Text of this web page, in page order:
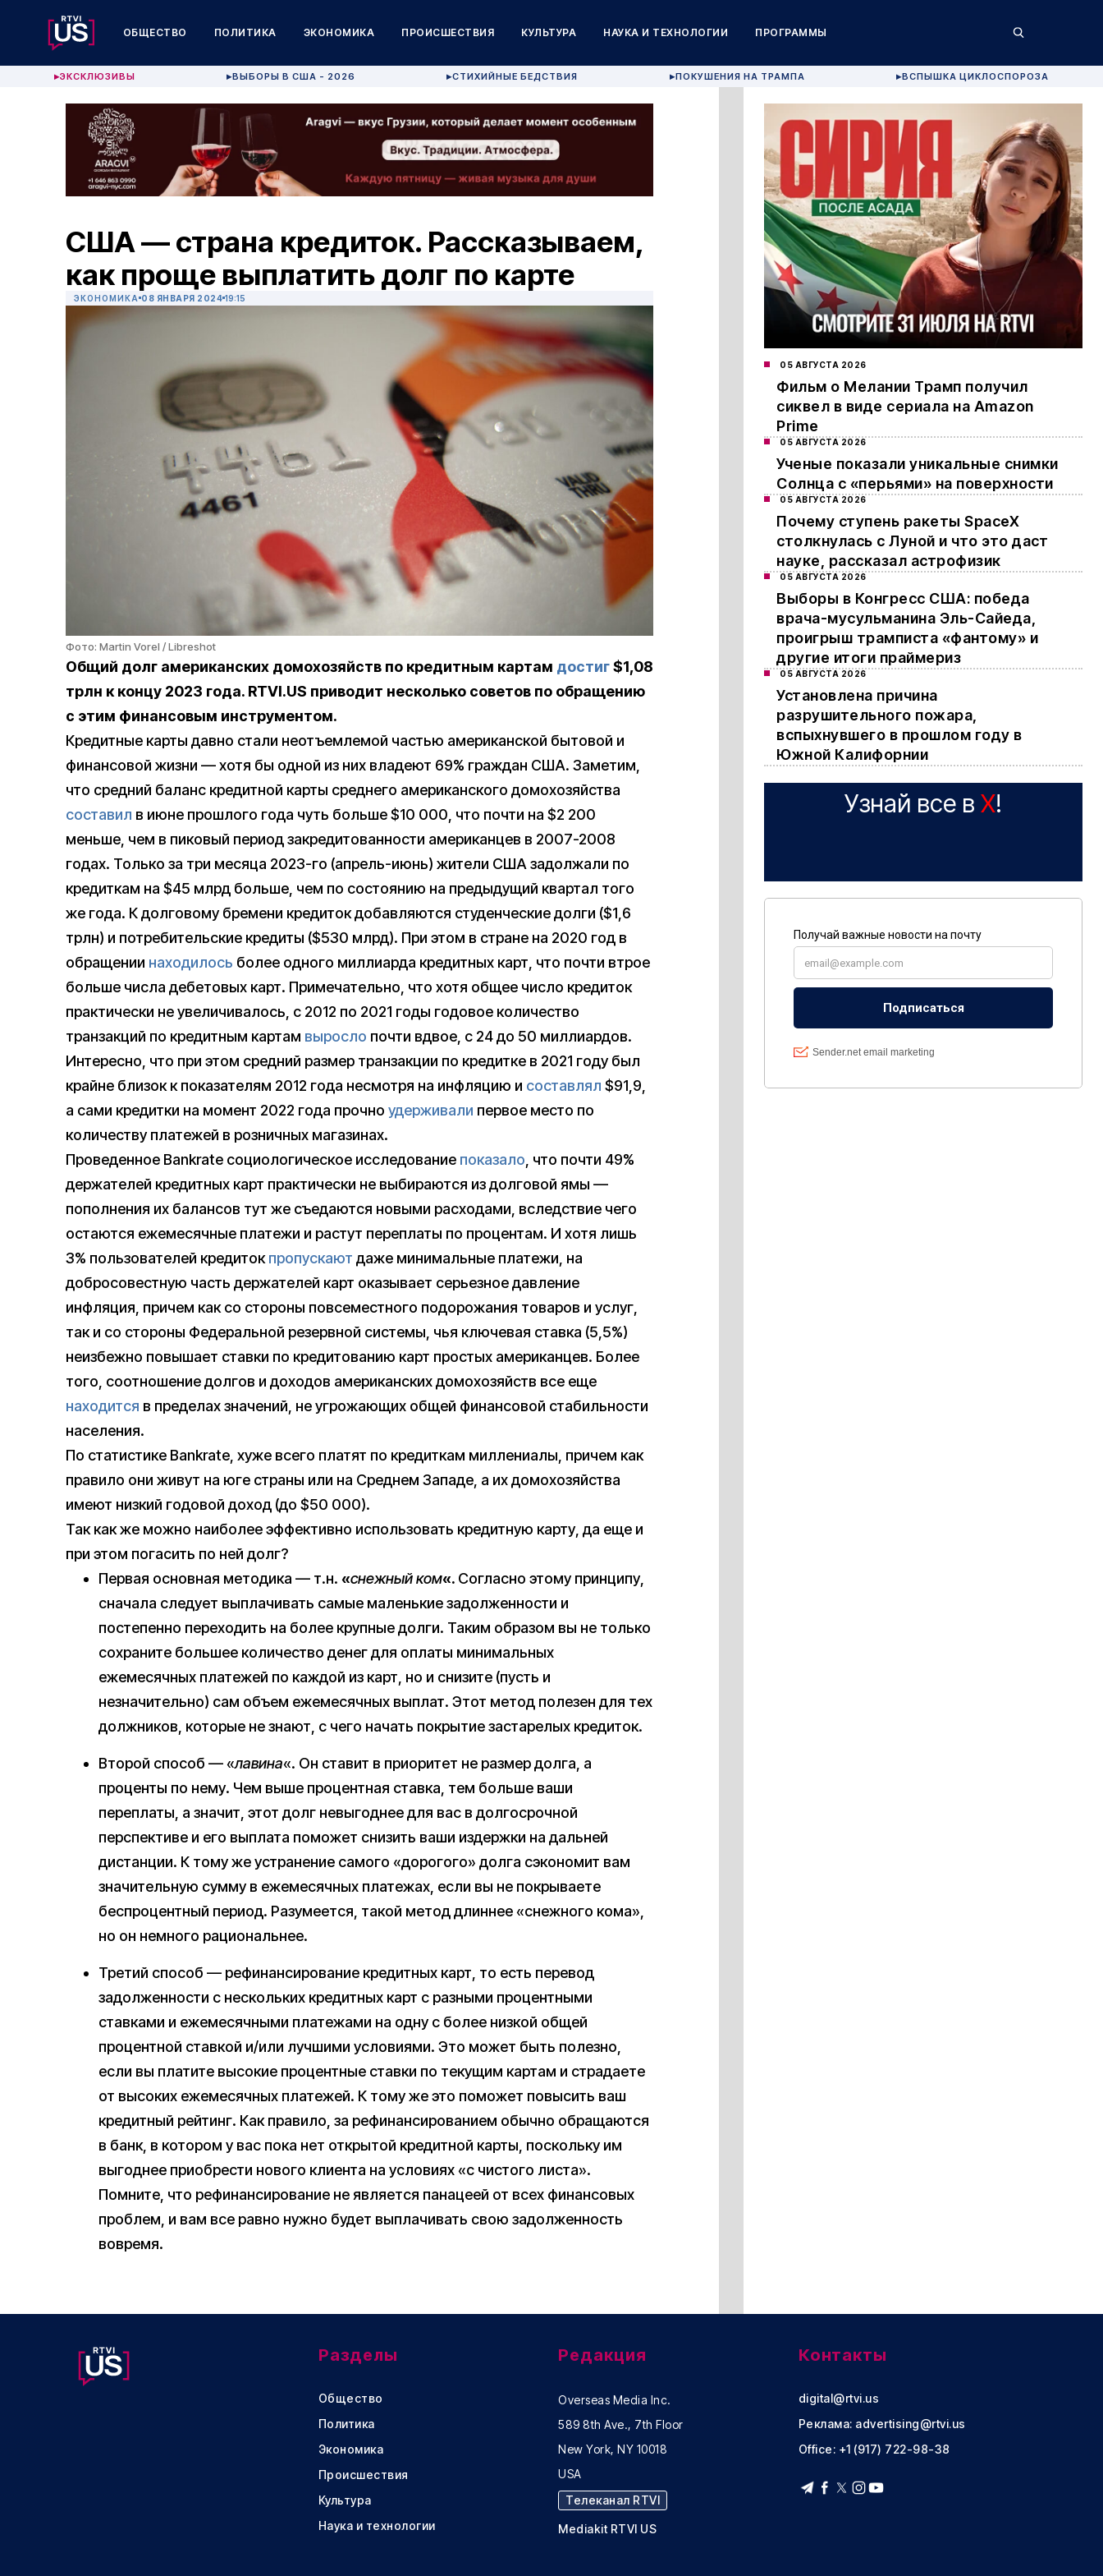
ОБЩЕСТВО ПОЛИТИКА ЭКОНОМИКА ПРОИСШЕСТВИЯ КУЛЬТУРА НАУКА И ТЕХНОЛОГИИ ПРОГРАММЫ
▶ЭКСКЛЮЗИВЫ ▶ВЫБОРЫ В США - 2026 ▶СТИХИЙНЫЕ БЕДСТВИЯ ▶ПОКУШЕНИЯ НА ТРАМПА ▶ВСПЫШКА ЦИКЛОСПОРОЗА
США — страна кредиток. Рассказываем,
как проще выплатить долг по карте
ЭКОНОМИКА 08 ЯНВАРЯ 2024 19:15
Фото: Martin Vorel / Libreshot
Общий долг американских домохозяйств по кредитным картам достиг$1,08
трлн к концу 2023 года. RTVI.US приводит несколько советов по обращению
с этим финансовым инструментом.
Кредитные карты давно стали неотъемлемой частью американской бытовой и
финансовой жизни — хотя бы одной из них владеют 69% граждан США. Заметим,
что средний баланс кредитной карты среднего американского домохозяйства
составил в июне прошлого года чуть больше $10 000, что почти на $2 200
меньше, чем в пиковый период закредитованности американцев в 2007-2008
годах. Только за три месяца 2023-го (апрель-июнь) жители США задолжали по
кредиткам на $45 млрд больше, чем по состоянию на предыдущий квартал того
же года. К долговому бремени кредиток добавляются студенческие долги ($1,6
трлн) и потребительские кредиты ($530 млрд). При этом в стране на 2020 год в
обращении находилось более одного миллиарда кредитных карт, что почти втрое
больше числа дебетовых карт. Примечательно, что хотя общее число кредиток
практически не увеличивалось, с 2012 по 2021 годы годовое количество
транзакций по кредитным картам выросло почти вдвое, с 24 до 50 миллиардов.
Интересно, что при этом средний размер транзакции по кредитке в 2021 году был
крайне близок к показателям 2012 года несмотря на инфляцию и составлял $91,9,
а сами кредитки на момент 2022 года прочно удерживали первое место по
количеству платежей в розничных магазинах.
Проведенное Bankrate социологическое исследование показало, что почти 49%
держателей кредитных карт практически не выбираются из долговой ямы —
пополнения их балансов тут же съедаются новыми расходами, вследствие чего
остаются ежемесячные платежи и растут переплаты по процентам. И хотя лишь
3% пользователей кредитокпропускают даже минимальные платежи, на
добросовестную часть держателей карт оказывает серьезное давление
инфляция, причем как со стороны повсеместного подорожания товаров и услуг,
так и со стороны Федеральной резервной системы, чья ключевая ставка (5,5%)
неизбежно повышает ставки по кредитованию карт простых американцев. Более
того, соотношение долгов и доходов американских домохозяйств все еще
находится в пределах значений, не угрожающих общей финансовой стабильности
населения.
По статистике Bankrate, хуже всего платят по кредиткам миллениалы, причем как
правило они живут на юге страны или на Среднем Западе, а их домохозяйства
имеют низкий годовой доход (до $50 000).
Так как же можно наиболее эффективно использовать кредитную карту, да еще и
при этом погасить по ней долг?
Первая основная методика — т.н. «снежный ком«. Согласно этому принципу,
сначала следует выплачивать самые маленькие задолженности и
постепенно переходить на более крупные долги. Таким образом вы не только
сохраните большее количество денег для оплаты минимальных
ежемесячных платежей по каждой из карт, но и снизите (пусть и
незначительно) сам объем ежемесячных выплат. Этот метод полезен для тех
должников, которые не знают, с чего начать покрытие застарелых кредиток.
Второй способ — «лавина«. Он ставит в приоритет не размер долга, а
проценты по нему. Чем выше процентная ставка, тем больше ваши
переплаты, а значит, этот долг невыгоднее для вас в долгосрочной
перспективе и его выплата поможет снизить ваши издержки на дальней
дистанции. К тому же устранение самого «дорогого» долга сэкономит вам
значительную сумму в ежемесячных платежах, если вы не покрываете
беспроцентный период. Разумеется, такой метод длиннее «снежного кома»,
но он немного рациональнее.
Третий способ — рефинансирование кредитных карт, то есть перевод
задолженности с нескольких кредитных карт с разными процентными
ставками и ежемесячными платежами на одну с более низкой общей
процентной ставкой и/или лучшими условиями. Это может быть полезно,
если вы платите высокие процентные ставки по текущим картам и страдаете
от высоких ежемесячных платежей. К тому же это поможет повысить ваш
кредитный рейтинг. Как правило, за рефинансированием обычно обращаются
в банк, в котором у вас пока нет открытой кредитной карты, поскольку им
выгоднее приобрести нового клиента на условиях «с чистого листа».
Помните, что рефинансирование не является панацеей от всех финансовых
проблем, и вам все равно нужно будет выплачивать свою задолженность
вовремя.
05 АВГУСТА 2026
Фильм о Мелании Трамп получил
сиквел в виде сериала на Amazon
Prime
05 АВГУСТА 2026
Ученые показали уникальные снимки
Солнца с «перьями» на поверхности
05 АВГУСТА 2026
Почему ступень ракеты SpaceX
столкнулась с Луной и что это даст
науке, рассказал астрофизик
05 АВГУСТА 2026
Выборы в Конгресс США: победа
врача-мусульманина Эль-Сайеда,
проигрыш трамписта «фантому» и
другие итоги праймериз
05 АВГУСТА 2026
Установлена причина
разрушительного пожара,
вспыхнувшего в прошлом году в
Южной Калифорнии
Узнай все в X!
Разделы
Общество
Политика
Экономика
Происшествия
Культура
Наука и технологии
Редакция
Overseas Media Inc.
589 8th Ave., 7th Floor
New York, NY 10018
USA
Телеканал RTVI
Mediakit RTVI US
Контакты
digital@rtvi.us
Реклама: advertising@rtvi.us
Office: +1 (917) 722-98-38